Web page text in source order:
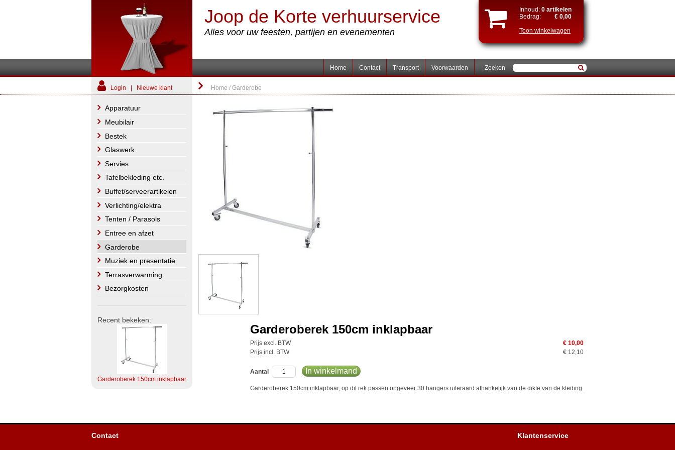
Joop de Korte verhuurservice
Alles voor uw feesten, partijen en evenementen
Inhoud: 0 artikelen
Bedrag:
€ 0,00
Toon winkelwagen
Zoeken
Home Contact Transport Voorwaarden
Login Nieuwe klant Home /Garderobe
Apparatuur
Meubilair
Bestek
Glaswerk
Servies
Tafelbekleding etc.
Buffet/serveerartikelen
Verlichting/elektra
Tenten / Parasols
Entree en afzet
Garderobe
Muziek en presentatie
Terrasverwarming
Bezorgkosten
Recent bekeken:
Garderoberek 150cm inklapbaar
Garderoberek 150cm inklapbaar
Prijs excl. BTW
€ 10,00
Prijs incl. BTW
€ 12,10
Aantal In winkelmand
Garderoberek 150cm inklapbaar, op dit rek passen ongeveer 30 hangers uiteraard afhankelijk van de dikte van de kleding.
Contact Klantenservice